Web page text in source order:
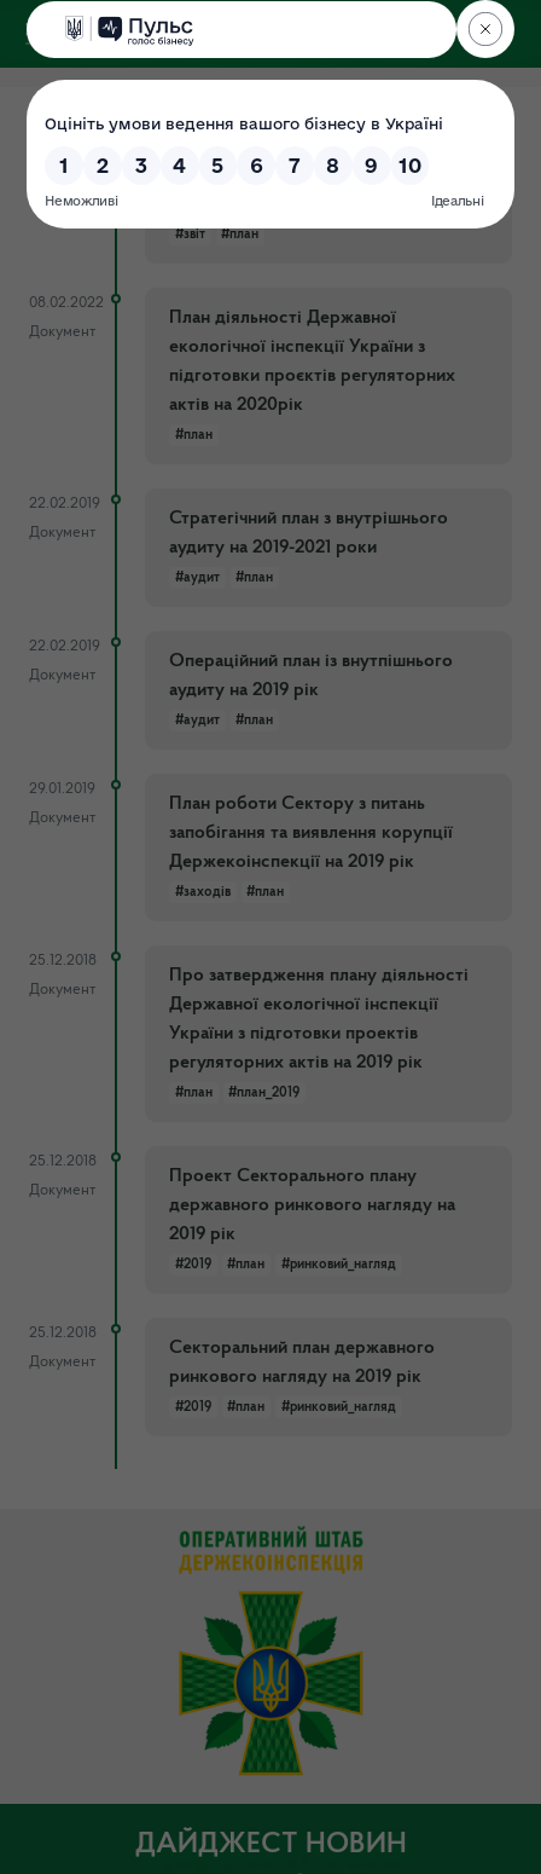
ДЕРЖЕКОІНСПЕКЦІЯ
18.07.2022
Документ
Державної екологічної інспекції
#звіт #план
08.02.2022
Документ
План діяльності Державної
екологічної інспекції України з
підготовки проєктів регуляторних
актів на 2020рік
#план
22.02.2019
Документ
Стратегічний план з внутрішнього
аудиту на 2019-2021 роки
#аудит #план
22.02.2019
Документ
Операційний план із внутпішнього
аудиту на 2019 рік
#аудит #план
29.01.2019
Документ
План роботи Сектору з питань
запобігання та виявлення корупції
Держекоінспекції на 2019 рік
#заходів #план
25.12.2018
Документ
Про затвердження плану діяльності
Державної екологічної інспекції
України з підготовки проектів
регуляторних актів на 2019 рік
#план #план_2019
25.12.2018
Документ
Проект Секторального плану
державного ринкового нагляду на
2019 рік
#2019 #план #ринковий_нагляд
25.12.2018
Документ
Секторальний план державного
ринкового нагляду на 2019 рік
#2019 #план #ринковий_нагляд
ДАЙДЖЕСТ НОВИН